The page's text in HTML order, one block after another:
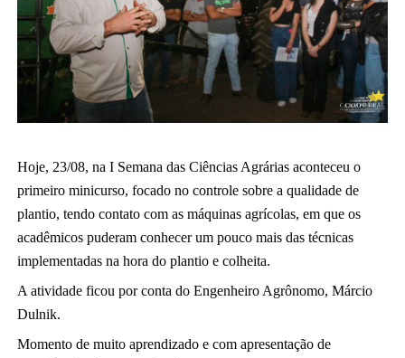
Hoje, 23/08, na I Semana das Ciências Agrárias aconteceu o
primeiro minicurso, focado no controle sobre a qualidade de
plantio, tendo contato com as máquinas agrícolas, em que os
acadêmicos puderam conhecer um pouco mais das técnicas
implementadas na hora do plantio e colheita.
A atividade ficou por conta do Engenheiro Agrônomo, Márcio
Dulnik.
Momento de muito aprendizado e com apresentação de